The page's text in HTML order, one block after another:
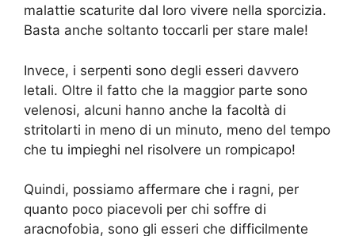
malattie scaturite dal loro vivere nella sporcizia.
Basta anche soltanto toccarli per stare male!
Invece, i serpenti sono degli esseri davvero
letali. Oltre il fatto che la maggior parte sono
velenosi, alcuni hanno anche la facoltà di
stritolarti in meno di un minuto, meno del tempo
che tu impieghi nel risolvere un rompicapo!
Quindi, possiamo affermare che i ragni, per
quanto poco piacevoli per chi soffre di
aracnofobia, sono gli esseri che difficilmente